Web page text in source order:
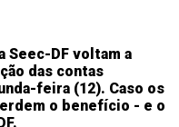
Seec-DF voltam a
das contas
feira (12). Caso os
o benefício - e o